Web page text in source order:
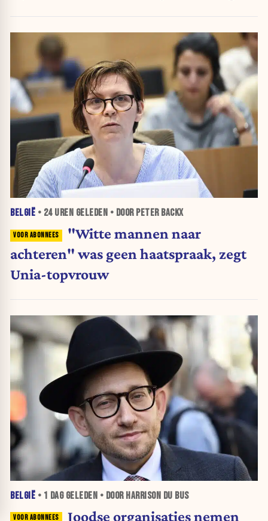
BELGIË • 24 UREN GELEDEN • DOOR PETER BACKX
"Witte mannen naar
achteren" was geen haatspraak, zegt
Unia-topvrouw
BELGIË • 1 DAGGELEDEN • DOOR HARRISON DU BUS
Joodse organisaties nemen